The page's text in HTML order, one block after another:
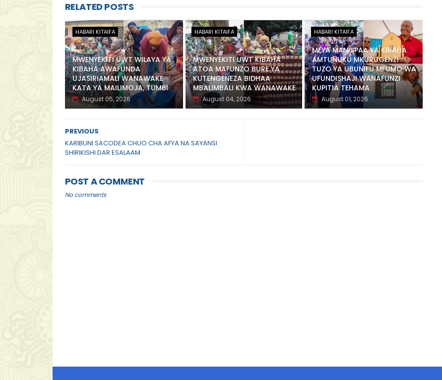
RELATED POSTS
HABARI KITAIFA
MWENYEKITI UWT WILAYA YA
KIBAHA AWAFUNDA
UJASIRIAMALI WANAWAKE
KATA YA MAILIMOJA, TUMBI
August 05, 2026
HABARI KITAIFA
MWENYEKITI UWT KIBAHA
ATOA MAFUNZO BURE YA
KUTENGENEZA BIDHAA
MBALIMBALI KWA WANAWAKE
August 04, 2026
HABARI KITAIFA
MEYA MANISPAA YA KIBAHA
AMTUNUKU MKURUGENZI
TUZO YA UBUNIFU MFUMO WA
UFUNDISHAJI WANAFUNZI
KUPITIA TEHAMA
August 01, 2026
PREVIOUS
KARIBUNI SACODEA CHUO CHA AFYA NA SAYANSI
SHIRIKISHI DAR ESALAAM
POST A COMMENT
No comments